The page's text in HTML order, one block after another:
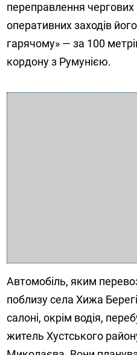
переправлення чергових
оперативних заходів
гарячому» — за 100
кордону з Румунією.
Автомобіль, яким
поблизу села Хижа
салоні, окрім водія,
житель Хустського